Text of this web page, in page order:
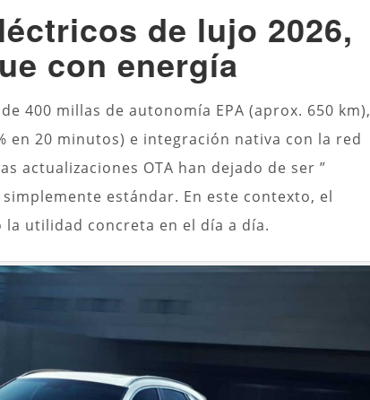
de lujo 2026,
con energía
400 millas de autonomía EPA (aprox. 650 km),
en 20 minutos) e integración nativa con la red
actualizaciones OTA han dejado de ser ”
simplemente estándar. En este contexto, el
utilidad concreta en el día a día.